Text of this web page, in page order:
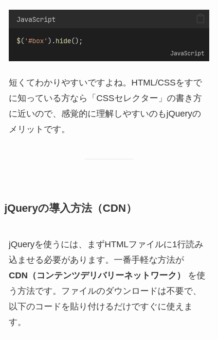
JavaScript
$( '#box' ).hide();
JavaScript
短くてわかりやすいですよね。HTML/CSSをすで
に知っている方なら「CSSセレクター」の書き方
に近いので、感覚的に理解しやすいのもjQueryの
メリットです。
jQueryの導入方法（CDN）
jQueryを使うには、まずHTMLファイルに1行読み
込ませる必要があります。一番手軽な方法が
CDN（コンテンツデリバリーネットワーク）
を使
う方法です。ファイルのダウンロードは不要で、
以下のコードを貼り付けるだけですぐに使えま
す。